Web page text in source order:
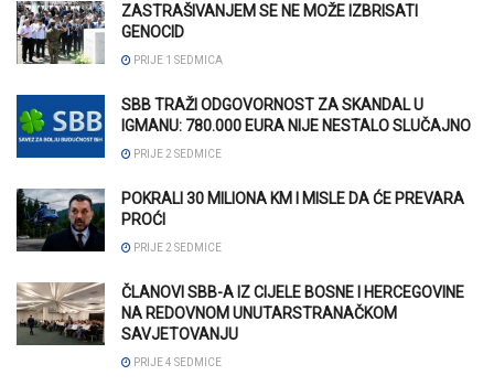
ZASTRAŠIVANJEM SE NE MOŽE IZBRISATI
GENOCID
PRIJE 1 SEDMICA
SBB TRAŽI ODGOVORNOST ZA SKANDAL U
IGMANU: 780.000 EURA NIJE NESTALO SLUČAJNO
PRIJE 2 SEDMICE
POKRALI 30 MILIONA KM I MISLE DA ĆE PREVARA
PROĆI
PRIJE 2 SEDMICE
ČLANOVI SBB-A IZ CIJELE BOSNE I HERCEGOVINE
NA REDOVNOM UNUTARSTRANAČKOM
SAVJETOVANJU
PRIJE 4 SEDMICE